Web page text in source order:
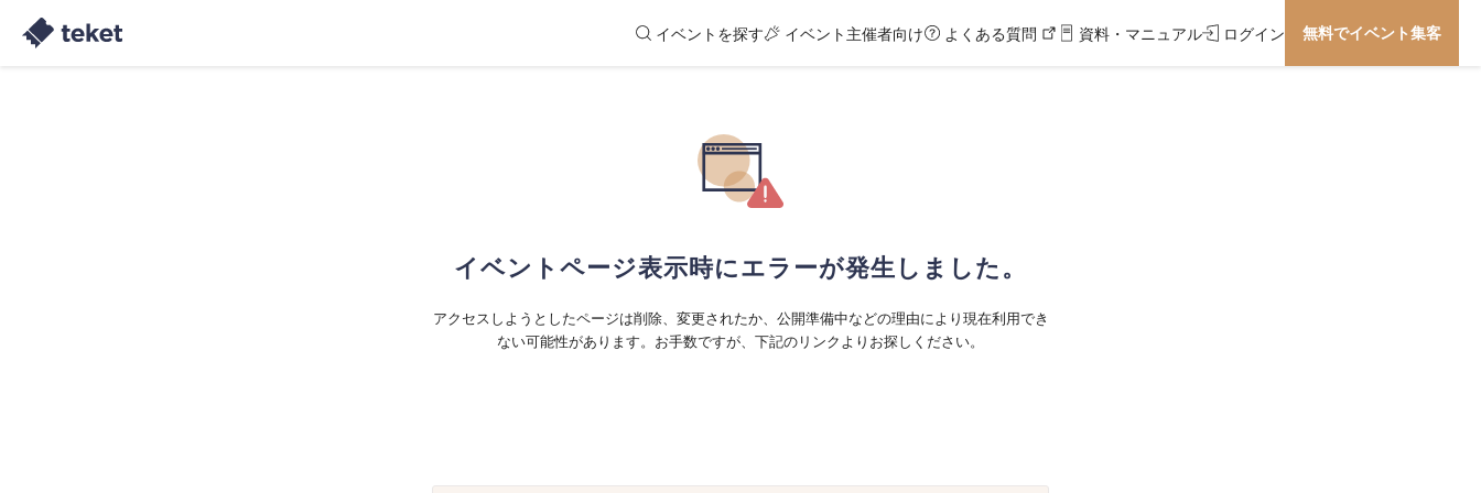
イベントを探す イベント主催者向け よくある質問 資料・マニュアル ログイン 無料でイベント集客
イベントページ表示時にエラーが発生しました。
アクセスしようとしたページは削除、変更されたか、公開準備中などの理由により現在利用でき
ない可能性があります。お手数ですが、下記のリンクよりお探しください。